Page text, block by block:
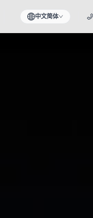
中文简体